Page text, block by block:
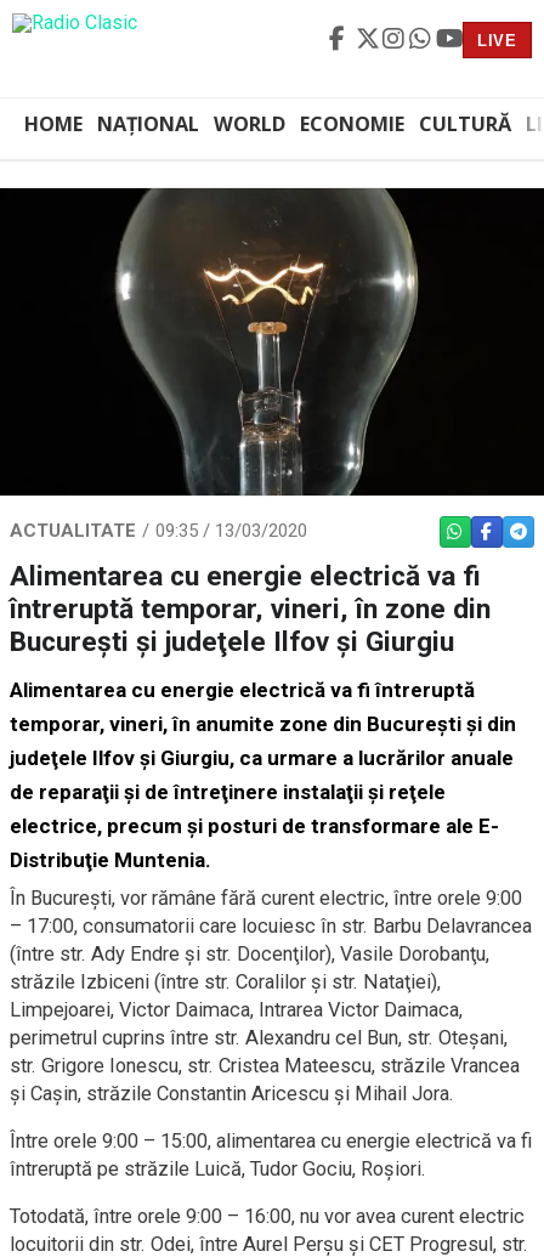
LIVE
HOME NAȚIONAL WORLD ECONOMIE CULTURĂ
ACTUALITATE 09:35 / 13/03/2020 WHATSAPP
Alimentarea cu energie electrică va fi
întreruptă temporar, vineri, în zone din
Bucureşti şi judeţele Ilfov şi Giurgiu
Alimentarea cu energie electrică va fi întreruptă
temporar, vineri, în anumite zone din Bucureşti şi din
judeţele Ilfov şi Giurgiu, ca urmare a lucrărilor anuale
de reparaţii şi de întreţinere instalaţii şi reţele
electrice, precum şi posturi de transformare ale E-
Distribuţie Muntenia.
În Bucureşti, vor rămâne fără curent electric, între orele 9:00
– 17:00, consumatorii care locuiesc în str. Barbu Delavrancea
(între str. Ady Endre şi str. Docenţilor), Vasile Dorobanţu,
străzile Izbiceni (între str. Coralilor şi str. Nataţiei),
Limpejoarei, Victor Daimaca, Intrarea Victor Daimaca,
perimetrul cuprins între str. Alexandru cel Bun, str. Oteşani,
str. Grigore Ionescu, str. Cristea Mateescu, străzile Vrancea
şi Caşin, străzile Constantin Aricescu şi Mihail Jora.
Între orele 9:00 – 15:00, alimentarea cu energie electrică va fi
întreruptă pe străzile Luică, Tudor Gociu, Roşiori.
Totodată, între orele 9:00 – 16:00, nu vor avea curent electric
locuitorii din str. Odei, între Aurel Perşu şi CET Progresul, str.